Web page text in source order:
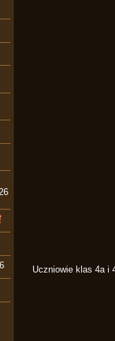
Uczniowie klas 4a i